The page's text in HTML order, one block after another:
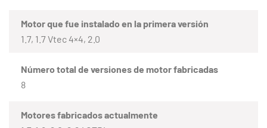
Motor que fue instalado en la primera versión
1.7, 1.7 Vtec 4×4, 2.0
Número total de versiones de motor fabricadas
8
Motores fabricados actualmente